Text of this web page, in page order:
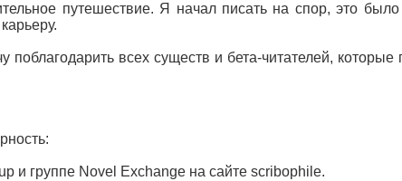
путешествие. Я начал писать на спор, это
поблагодарить всех существ и бета-читателей,
и группе Novel Exchange на сайте scribophile.